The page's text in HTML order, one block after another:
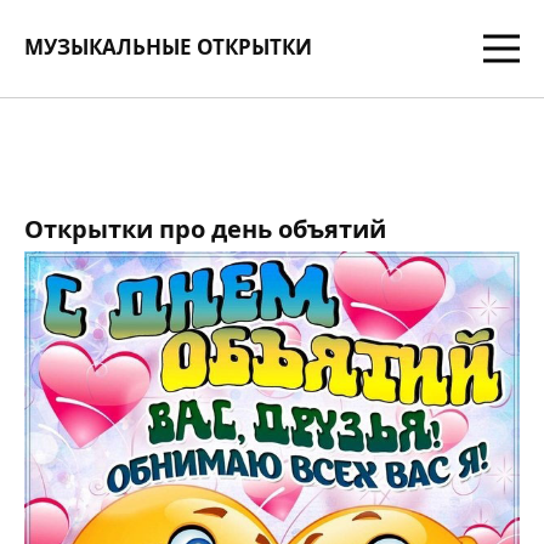
МУЗЫКАЛЬНЫЕ ОТКРЫТКИ
Открытки про день объятий